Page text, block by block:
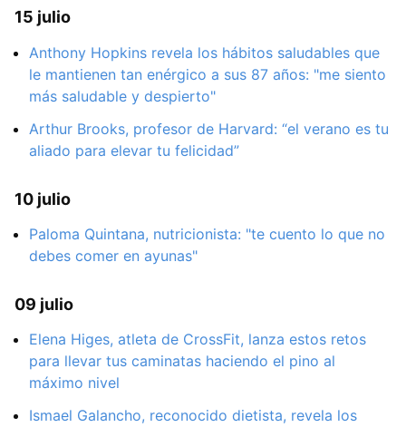
15 julio
Anthony Hopkins revela los hábitos saludables que
le mantienen tan enérgico a sus 87 años: "me siento
más saludable y despierto"
Arthur Brooks, profesor de Harvard: “el verano es tu
aliado para elevar tu felicidad”
10 julio
Paloma Quintana, nutricionista: "te cuento lo que no
debes comer en ayunas"
09 julio
Elena Higes, atleta de CrossFit, lanza estos retos
para llevar tus caminatas haciendo el pino al
máximo nivel
Ismael Galancho, reconocido dietista, revela los